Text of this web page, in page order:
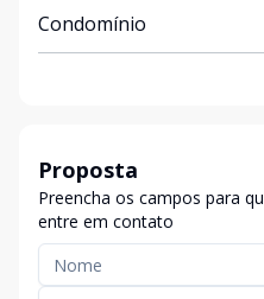
Condomínio
Proposta
Preencha os campos para
entre em contato